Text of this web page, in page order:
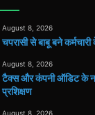
August 8, 2026
चपरासी से बाबू बने
August 8, 2026
टैक्स और कंपनी ऑडिट के नए
प्रशिक्षण
August 8, 2026